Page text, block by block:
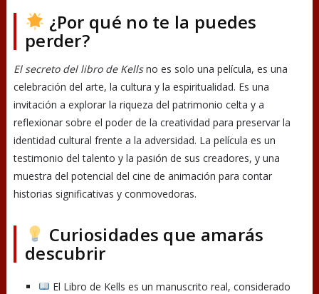
¿Por qué no te la puedes
perder?
El secreto del libro de Kellsno es solo una película, es una
celebración del arte, la cultura y la espiritualidad. Es una
invitación a explorar la riqueza del patrimonio celta y a
reflexionar sobre el poder de la creatividad para preservar la
identidad cultural frente a la adversidad. La película es un
testimonio del talento y la pasión de sus creadores, y una
muestra del potencial del cine de animación para contar
historias significativas y conmovedoras.
Curiosidades que amarás
descubrir
El Libro de Kells es un manuscrito real, considerado